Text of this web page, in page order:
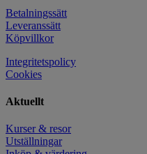
Betalningssätt
Leveranssätt
Köpvillkor
Integritetspolicy
Cookies
Aktuellt
Kurser & resor
Utställningar